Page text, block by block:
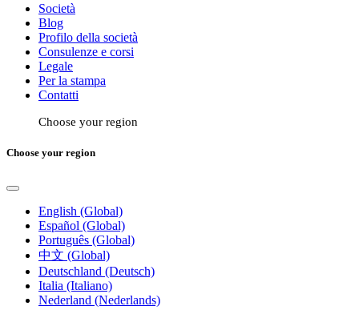
Società
Blog
Profilo della società
Consulenze e corsi
Legale
Per la stampa
Contatti
Choose your region
Choose your region
English (Global)
Español (Global)
Português (Global)
中文 (Global)
Deutschland (Deutsch)
Italia (Italiano)
Nederland (Nederlands)